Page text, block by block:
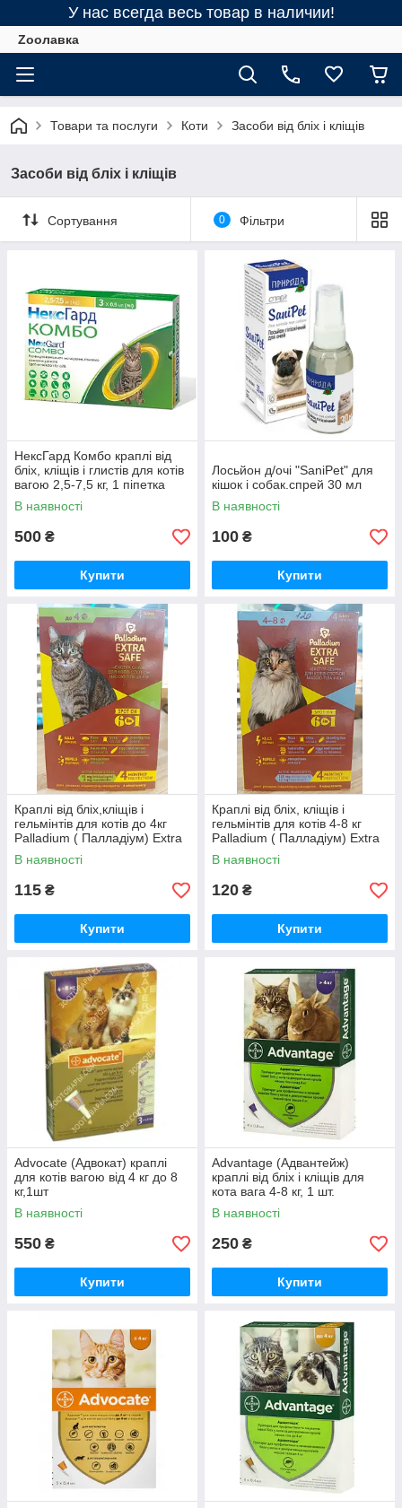
У нас всегда весь товар в наличии!
Zooлавка
Товари та послуги Коти Засоби від бліх і кліщів
Засоби від бліх і кліщів
Сортування 0 Фільтри
НексГард Комбо краплі від
бліх, кліщів і глистів для котів
вагою 2,5-7,5 кг, 1 піпетка
В наявності
500 ₴
Купити
Лосьйон д/очі "SaniPet" для
кішок і собак.спрей 30 мл
В наявності
100 ₴
Купити
Краплі від бліх,кліщів і
гельмінтів для котів до 4кг
Palladium ( Палладіум) Extra
Safe,1шт
В наявності
115 ₴
Купити
Краплі від бліх, кліщів і
гельмінтів для котів 4-8 кг
Palladium ( Палладіум) Extra
Safe,1шт
В наявності
120 ₴
Купити
Advocate (Адвокат) краплі
для котів вагою від 4 кг до 8
кг,1шт
В наявності
550 ₴
Купити
Advantage (Адвантейж)
краплі від бліх і кліщів для
кота вага 4-8 кг, 1 шт.
В наявності
250 ₴
Купити